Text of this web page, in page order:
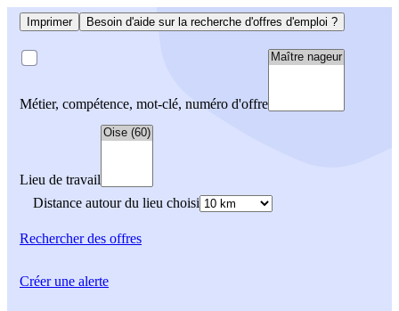
Imprimer Besoin d'aide sur la recherche d'offres d'emploi ?
Métier, compétence, mot-clé, numéro d'offre
Lieu de travail
Distance autour du lieu choisi
Rechercherdes offres
Créer une alerte